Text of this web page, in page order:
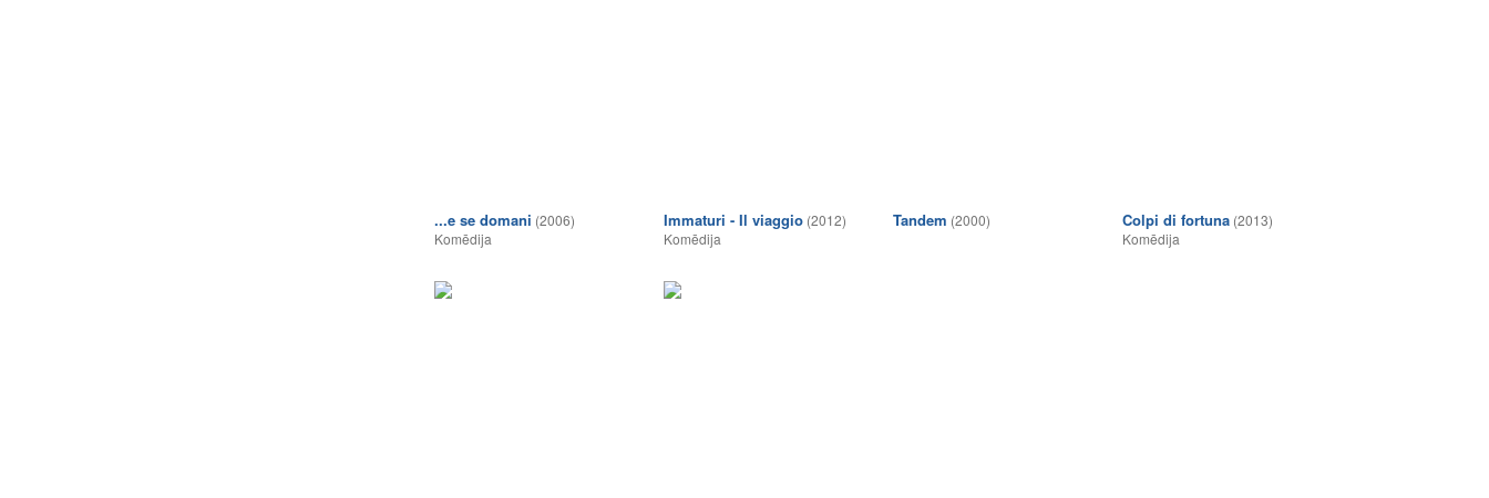
...e se domani (2006)
Komēdija
Immaturi - Il viaggio (2012)
Komēdija
Tandem (2000) Colpi di fortuna (2013)
Komēdija